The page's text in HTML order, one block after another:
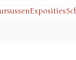
Exposities